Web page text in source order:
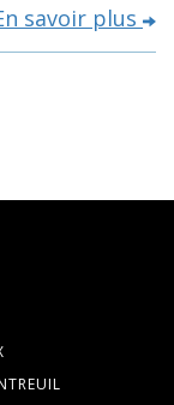
savoir plus